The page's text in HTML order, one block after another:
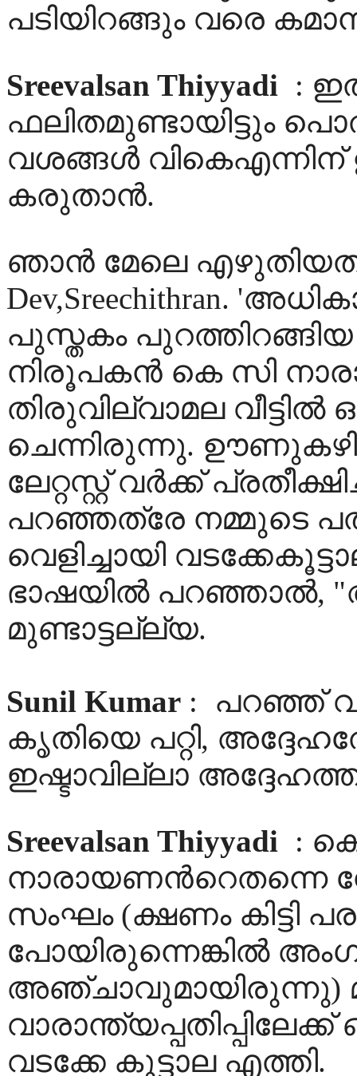
പടിയിറങ്ങും വരെ കമാന്ന്
Sreevalsan Thiyyadi :
ഫലിതമുണ്ടായിട്ടും
വശങ്ങള്‍
കരുതാന്‍.
ഞാന്‍ മേലെ എഴുതിയത്
Dev,Sreechithran.
പുസ്തകം
നിരൂപകന്‍ കെ സി
തിരുവില്വാമല വീട്ടില്‍
ചെന്നിരുന്നു.
ലേറ്റസ്റ്റ് വര്‍ക്ക്
പറഞ്ഞത്രേ നമ്മുടെ
വെളിച്ചായി
ഭാഷയില്‍ പറഞ്ഞാല്‍,
മുണ്ടാട്ടല്ല്യ.
Sunil Kumar :
പറഞ്ഞ്
കൃതിയെ പറ്റി,
ഇഷ്ടാവില്ലാ
Sreevalsan Thiyyadi :
നാരായണന്‍റെതന്നെ
സംഘം (ക്ഷണം കിട്ടി
പോയിരുന്നെങ്കില്‍
അഞ്ചാവുമായിരുന്നു)
വടക്കേ കൂട്ടാല എത്തി.